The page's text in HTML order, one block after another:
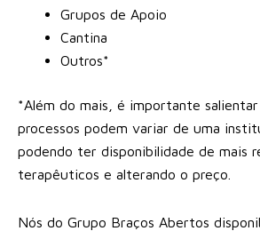
Grupos de Apoio
Cantina
Outros*
*Além do mais, é importante salientar
processos podem variar de uma
podendo ter disponibilidade de mais
terapêuticos e alterando o preço.
Nós do Grupo Braços Abertos